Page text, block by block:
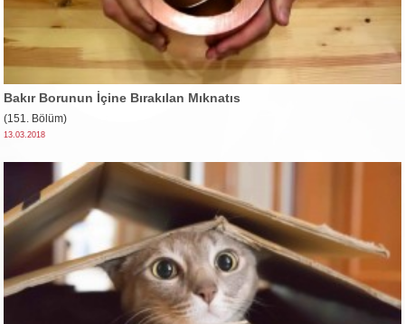
Bakır Borunun İçine Bırakılan Mıknatıs
(151. Bölüm)
13.03.2018